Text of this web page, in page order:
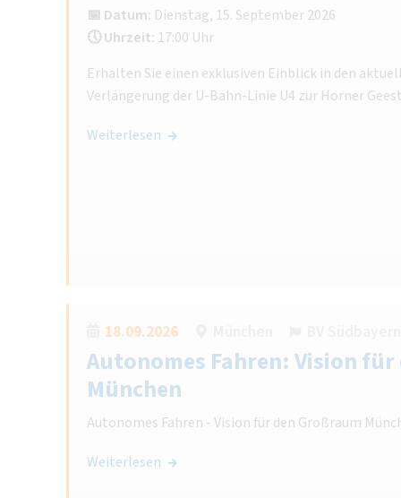
📅 Datum: Dienstag, 15. September 2026
🕔 Uhrzeit: 17:00 Uhr
Erhalten Sie einen exklusiven Einblick in den
Verlängerung der U-Bahn-Linie U4 zur Horner
Weiterlesen
18.09.2026
Autonomes Fahren: Vision
München
Autonomes Fahren - Vision für den Großraum
Weiterlesen